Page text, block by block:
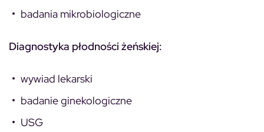
badania mikrobiologiczne
Diagnostyka płodności żeńskiej:
wywiad lekarski
badanie ginekologiczne
USG